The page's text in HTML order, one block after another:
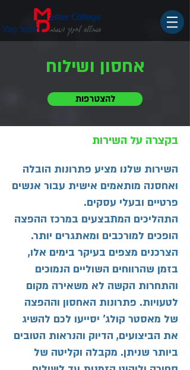
אחסון ושילוח
להצטרפות
בקצרה על השירות
השירות שלנו מציע פתרונות הובלה
ואחסנה מותאמים אישית עבור אנשים
פרטיים ובעלי עסקים.
התהליכים המתבצעים במרכז ההפצה
הופכים למורכבים ומאתגרים יותר.
הצרכנים מצפים בעיקר בימים אלו,
בזמן שהרווחים השוליים הנמוכים
והתחרות הקשה לא משאירה מקום
לטעויות. פתרונות האחסון וההפצה
של מאסטר קולג' יסייעו לכם להשיג
את הביצועים, הדיוק והנראות הטובים
ביותר שניתן. מקבלה וקליטה של